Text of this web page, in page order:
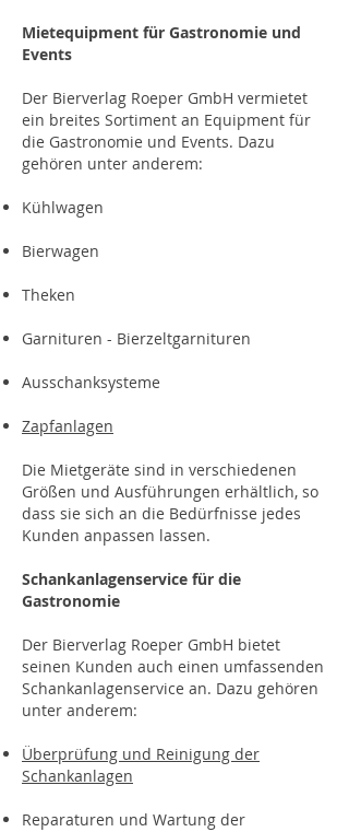
Mietequipment für Gastronomie und
Events
Der Bierverlag Roeper GmbH vermietet
ein breites Sortiment an Equipment für
die Gastronomie und Events. Dazu
gehören unter anderem:
Kühlwagen
Bierwagen
Theken
Garnituren - Bierzeltgarnituren
Ausschanksysteme
Zapfanlagen
Die Mietgeräte sind in verschiedenen
Größen und Ausführungen erhältlich, so
dass sie sich an die Bedürfnisse jedes
Kunden anpassen lassen.
Schankanlagenservice für die
Gastronomie
Der Bierverlag Roeper GmbH bietet
seinen Kunden auch einen umfassenden
Schankanlagenservice an. Dazu gehören
unter anderem:
Überprüfung und Reinigung der
Schankanlagen
Reparaturen und Wartung der